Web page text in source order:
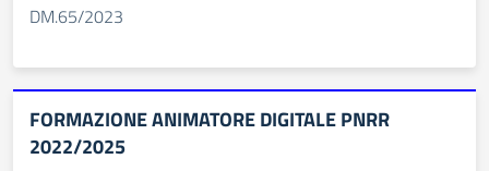
DM.65/2023
FORMAZIONE ANIMATORE DIGITALE PNRR
2022/2025